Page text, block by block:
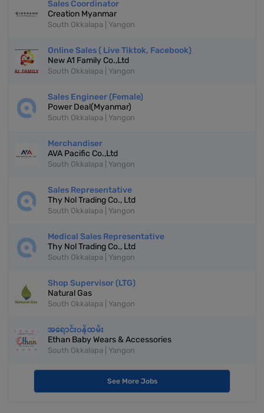
Sales Coordinator
Creation Myanmar
South Okkalapa | Yangon
Online Sales ( Live Tiktok, Facebook)
New A1 Family Co.,Ltd
South Okkalapa | Yangon
Sales Engineer (Female)
Power Deal(Myanmar)
South Okkalapa | Yangon
Merchandiser
AVA Pacific Co.,Ltd
South Okkalapa | Yangon
Sales Representative
Thy Nol Trading Co., Ltd
South Okkalapa | Yangon
Medical Sales Representative
Thy Nol Trading Co., Ltd
South Okkalapa | Yangon
Shop Supervisor (LTG)
Natural Gas
South Okkalapa | Yangon
အရောင်း၀န်ထမ်း
Ethan Baby Wears & Accessories
South Okkalapa | Yangon
See More Jobs